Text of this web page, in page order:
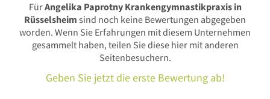
FürAngelika Paprotny Krankengymnastikpraxis in
Rüsselsheim sind noch keine Bewertungen abgegeben
worden. Wenn Sie Erfahrungen mit diesem Unternehmen
gesammelt haben, teilen Sie diese hier mit anderen
Seitenbesuchern.
Geben Sie jetzt die erste Bewertung ab!